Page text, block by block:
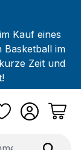
Kauf eines
Basketball im
Zeit und